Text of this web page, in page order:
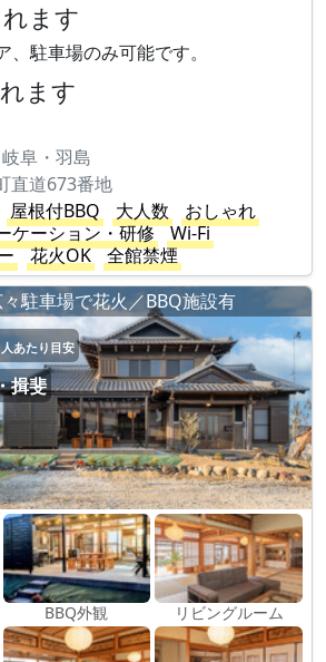
ます
駐車場のみ可能です。
ます
阜・羽島
直道673番地
屋根付BBQ 大人数
おしゃれ
ケーション・研修
Wi-Fi
花火OK
全館禁煙
駐車場で花火／BBQ施設有
あたり目安
揖斐
BBQ外観 リビングルーム